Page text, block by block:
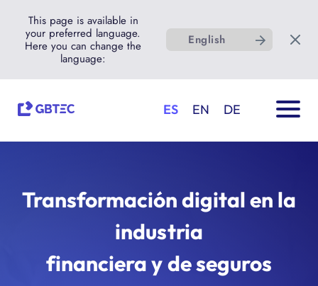
This page is available in
your preferred language.
Here you can change the
language:
English
ES EN DE
Transformación digital en la
industria
financiera y de seguros